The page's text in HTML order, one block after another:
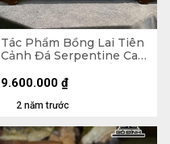
Tác Phẩm Bồng Lai Tiên
Cảnh Đá Serpentine Cao
37 Ngang 25 Cả Đế Cao
42 Ngang 35 (cm)
2 năm trước
9.600.000 ₫